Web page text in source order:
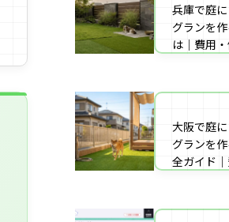
兵庫で庭
グランを
は｜費用
戸〜播磨
大阪で庭
グランを
全ガイド
【エリア
【2026年5
日TBS「
有吉THE
さんのご
を施工
庭にドッ
をDIY！初
でもプロ
アル